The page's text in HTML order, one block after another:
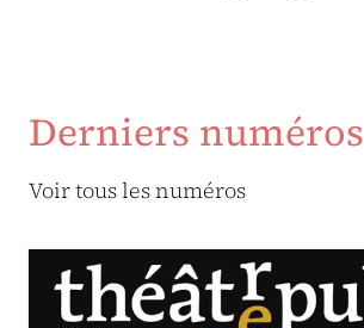
Derniers numéros
Voir tous les numéros